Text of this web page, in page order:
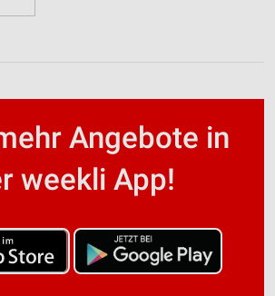
Angebote in
weekli App!